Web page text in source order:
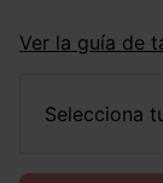
Ver la guía de
selecciona